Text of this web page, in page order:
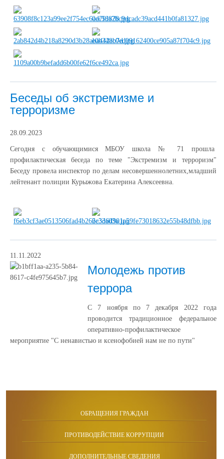
Беседы об экстремизме и
терроризме
28.09.2023
Сегодня с обучающимися МБОУ школа № 71 прошла
профилактическая беседа по теме "Экстремизм и терроризм"
Беседу провела инспектор по делам несовершеннолетних,младший
лейтенант полиции Курыжова Екатерина Алексеевна.
11.11.2022
Молодежь против
террора
С 7 ноября по 7 декабря 2022 года
проводится традиционное федеральное
оперативно-профилактическое
мероприятие "С ненавистью и ксенофобией нам не по пути"
ОБРАЩЕНИЯ ГРАЖДАН
ПРОТИВОДЕЙСТВИЕ КОРРУПЦИИ
ДОПОЛНИТЕЛЬНЫЕ СВЕДЕНИЯ